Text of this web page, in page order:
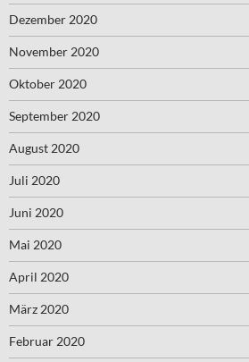
Dezember 2020
November 2020
Oktober 2020
September 2020
August 2020
Juli 2020
Juni 2020
Mai 2020
April 2020
März 2020
Februar 2020